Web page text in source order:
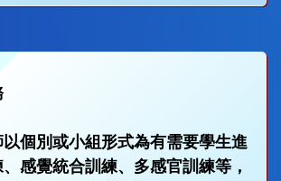
個別或小組形式為有需要學生進
感覺統合訓練、多感官訓練等，